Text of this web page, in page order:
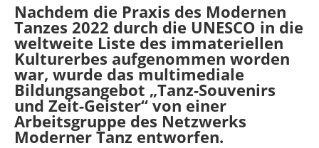
Nachdem die Praxis des Modernen
Tanzes 2022 durch die UNESCO in die
weltweite Liste des immateriellen
Kulturerbes aufgenommen worden
war, wurde das multimediale
Bildungsangebot „Tanz-Souvenirs
und Zeit-Geister“ von einer
Arbeitsgruppe des Netzwerks
Moderner Tanz entworfen.